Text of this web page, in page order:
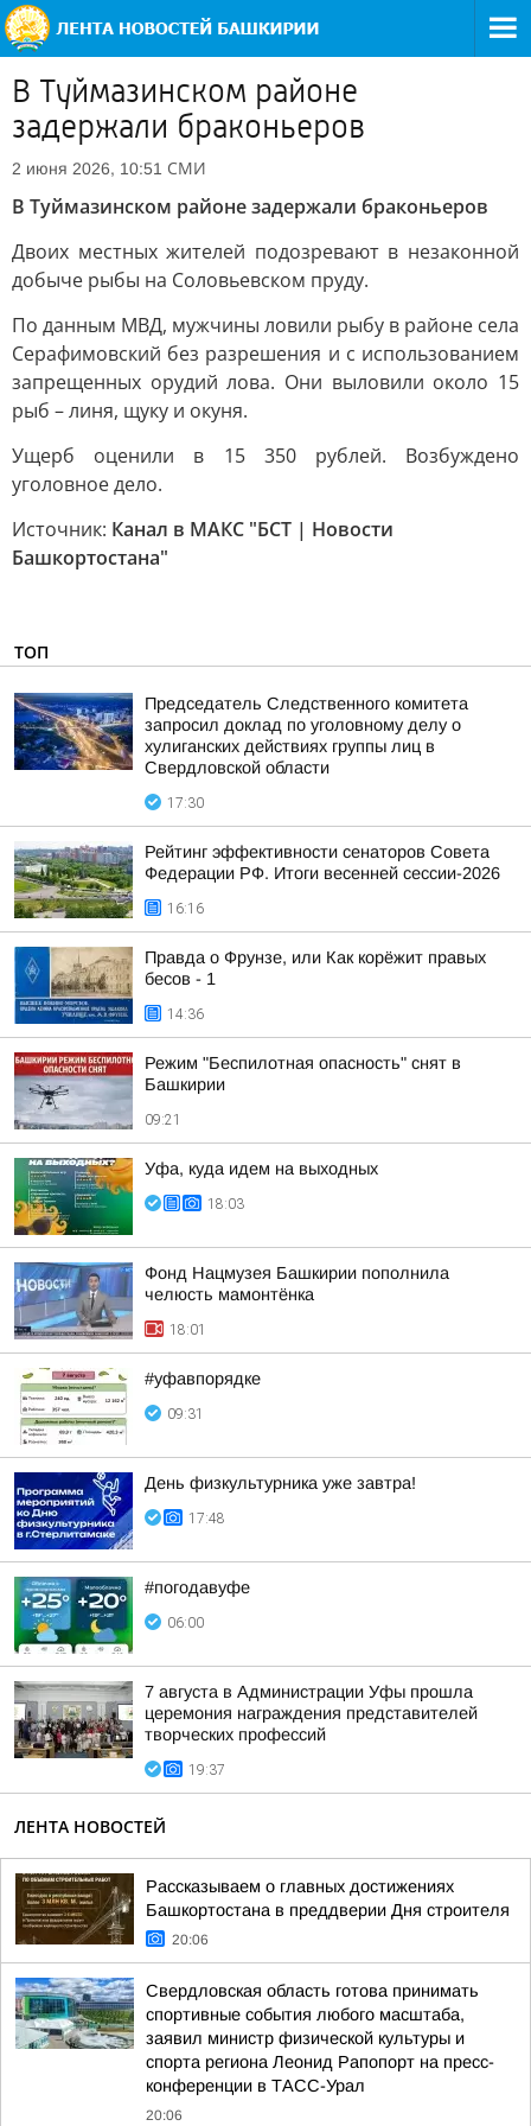
В Туймазинском районе
задержали браконьеров
2 июня 2026, 10:51 СМИ
В Туймазинском районе задержали браконьеров
Двоих местных жителей подозревают в незаконной
добыче рыбы на Соловьевском пруду.
По данным МВД, мужчины ловили рыбу в районе села
Серафимовский без разрешения и с использованием
запрещенных орудий лова. Они выловили около 15
рыб – линя, щуку и окуня.
Ущерб оценили в 15 350 рублей. Возбуждено
уголовное дело.
Источник: Канал в МАКС "БСТ | Новости
Башкортостана"
ТОП
Председатель Следственного комитета
запросил доклад по уголовному делу о
хулиганских действиях группы лиц в
Свердловской области
17:30
Рейтинг эффективности сенаторов Совета
Федерации РФ. Итоги весенней сессии-2026
16:16
Правда о Фрунзе, или Как корёжит правых
бесов - 1
14:36
Режим "Беспилотная опасность" снят в
Башкирии
09:21
Уфа, куда идем на выходных
18:03
Фонд Нацмузея Башкирии пополнила
челюсть мамонтёнка
18:01
#уфавпорядке
09:31
День физкультурника уже завтра!
17:48
#погодавуфе
06:00
7 августа в Администрации Уфы прошла
церемония награждения представителей
творческих профессий
19:37
ЛЕНТА НОВОСТЕЙ
Рассказываем о главных достижениях
Башкортостана в преддверии Дня строителя
20:06
Свердловская область готова принимать
спортивные события любого масштаба,
заявил министр физической культуры и
спорта региона Леонид Рапопорт на пресс-
конференции в ТАСС-Урал
20:06